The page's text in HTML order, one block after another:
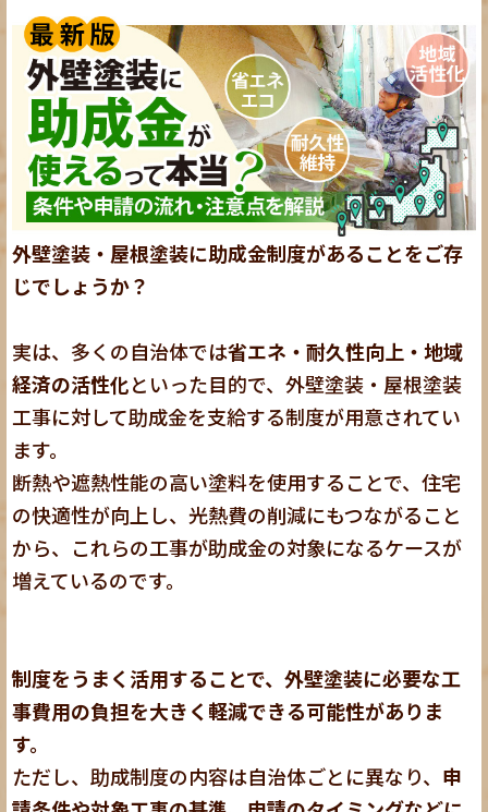
外壁塗装・屋根塗装に助成金制度があることをご存
じでしょうか？
実は、多くの自治体では省エネ・耐久性向上・地域
経済の活性化といった目的で、外壁塗装・屋根塗装
工事に対して助成金を支給する制度が用意されてい
ます。
断熱や遮熱性能の高い塗料を使用することで、住宅
の快適性が向上し、光熱費の削減にもつながること
から、これらの工事が助成金の対象になるケースが
増えているのです。
制度をうまく活用することで、外壁塗装に必要な工
事費用の負担を大きく軽減できる可能性がありま
す。
ただし、助成制度の内容は自治体ごとに異なり、 申